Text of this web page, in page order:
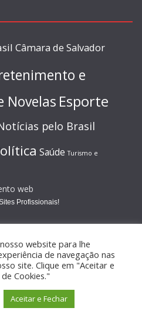
Câmara de Salvador
e
Novelas Esporte
pelo Brasil
Saúde Turismo e
Profissionais!
ONLINE
Powered by
website para lhe
de navegação nas
site. Clique em "Aceitar e
Cookies."
Aceitar e Fechar